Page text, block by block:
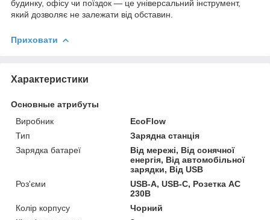
будинку, офісу чи поїздок — це універсальний інструмент,
який дозволяє не залежати від обставин.
Приховати
Характеристики
Основные атрибуты
Виробник
EcoFlow
Тип
Зарядна станція
Зарядка батареї
Від мережі, Від сонячної
енергія, Від автомобільної
зарядки, Від USB
Роз'єми
USB-A, USB-C, Розетка AC
230В
Колір корпусу
Чорний